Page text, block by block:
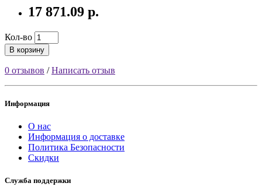
17 871.09 р.
Кол-во
В корзину
0 отзывов /Написать отзыв
Информация
О нас
Информация о доставке
Политика Безопасности
Скидки
Служба поддержки